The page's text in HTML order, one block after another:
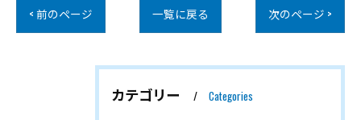
< 前のページ 一覧に戻る 次のページ >
カテゴリー Categories